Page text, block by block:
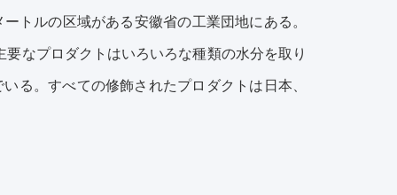
トルの区域がある安徽省の工業団地にある。
なプロダクトはいろいろな種類の水分を取り
る。すべての修飾されたプロダクトは日本、